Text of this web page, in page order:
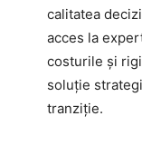
calitatea
acces la
costurile și
soluție
tranziție.